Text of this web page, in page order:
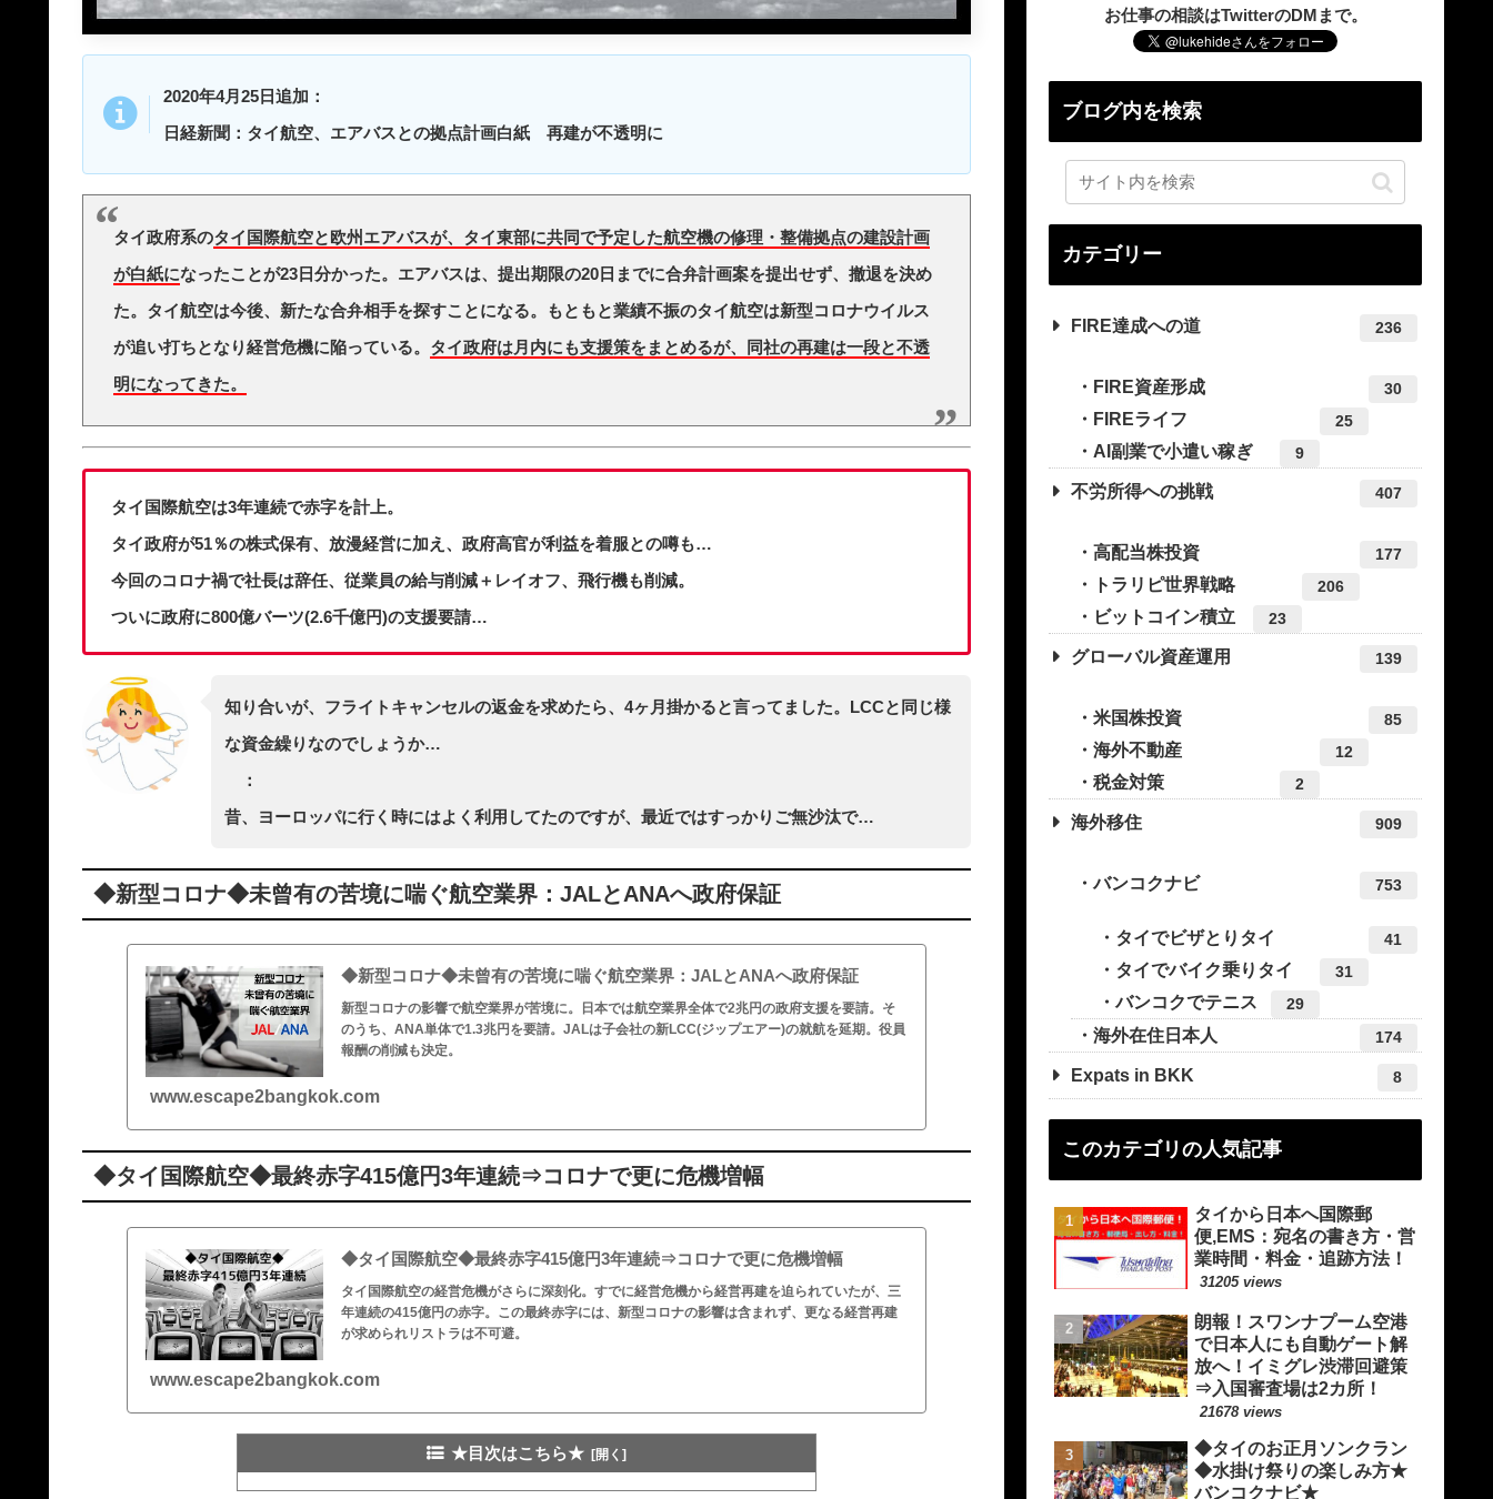
2020年4月25日追加：
日経新聞：タイ航空、エアバスとの拠点計画白紙 再建が不透明に
タイ政府系のタイ国際航空と欧州エアバスが、タイ東部に共同で予定した航空機の修理・整備拠点の建設計画
が白紙になったことが23日分かった。エアバスは、提出期限の20日までに合弁計画案を提出せず、撤退を決め
た。タイ航空は今後、新たな合弁相手を探すことになる。もともと業績不振のタイ航空は新型コロナウイルス
が追い打ちとなり経営危機に陥っている。 タイ政府は月内にも支援策をまとめるが、同社の再建は一段と不透
明になってきた。
タイ国際航空は3年連続で赤字を計上。
タイ政府が51％の株式保有、放漫経営に加え、政府高官が利益を着服との噂も…
今回のコロナ禍で社長は辞任、従業員の給与削減＋レイオフ、飛行機も削減。
ついに政府に800億バーツ(2.6千億円)の支援要請…
知り合いが、フライトキャンセルの返金を求めたら、4ヶ月掛かると言ってました。LCCと同じ様
な資金繰りなのでしょうか…
：
昔、ヨーロッパに行く時にはよく利用してたのですが、最近ではすっかりご無沙汰で…
◆新型コロナ◆未曾有の苦境に喘ぐ航空業界：JALとANAへ政府保証
◆新型コロナ◆未曾有の苦境に喘ぐ航空業界：JALとANAへ政府保証
新型コロナの影響で航空業界が苦境に。日本では航空業界全体で2兆円の政府支援を要請。そ
のうち、ANA単体で1.3兆円を要請。JALは子会社の新LCC(ジップエアー)の就航を延期。役員
報酬の削減も決定。
www.escape2bangkok.com
◆タイ国際航空◆最終赤字415億円3年連続⇒コロナで更に危機増幅
◆タイ国際航空◆最終赤字415億円3年連続⇒コロナで更に危機増幅
タイ国際航空の経営危機がさらに深刻化。すでに経営危機から経営再建を迫られていたが、三
年連続の415億円の赤字。この最終赤字には、新型コロナの影響は含まれず、更なる経営再建
が求められリストラは不可避。
www.escape2bangkok.com
★目次はこちら★
お仕事の相談はTwitterのDMまで。
ブログ内を検索
カテゴリー
FIRE達成への道 236
FIRE資産形成 30
FIREライフ 25
AI副業で小遣い稼ぎ 9
不労所得への挑戦 407
高配当株投資 177
トラリピ世界戦略 206
ビットコイン積立 23
グローバル資産運用 139
米国株投資 85
海外不動産 12
税金対策 2
海外移住 909
バンコクナビ 753
タイでビザとりタイ 41
タイでバイク乗りタイ 31
バンコクでテニス 29
海外在住日本人 174
Expats in BKK 8
このカテゴリの人気記事
タイから日本へ国際郵
便,EMS：宛名の書き方・営
業時間・料金・追跡方法！
31205 views
朗報！スワンナプーム空港
で日本人にも自動ゲート解
放へ！イミグレ渋滞回避策
⇒入国審査場は2カ所！
21678 views
◆タイのお正月ソンクラン
◆水掛け祭りの楽しみ方★
バンコクナビ★